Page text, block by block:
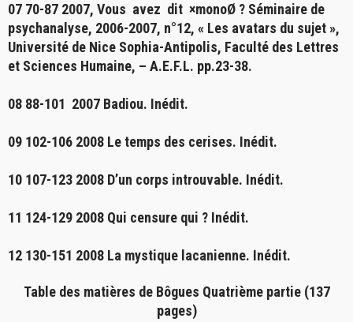
07 70-87 2007, Vous avez dit ×monoØ ? Séminaire de
psychanalyse, 2006-2007, n°12, « Les avatars du sujet »,
Université de Nice Sophia-Antipolis, Faculté des Lettres
et Sciences Humaine, – A.E.F.L. pp.23-38.
08 88-101 2007 Badiou. Inédit.
09 102-106 2008 Le temps des cerises. Inédit.
10 107-123 2008 D’un corps introuvable. Inédit.
11 124-129 2008 Qui censure qui ? Inédit.
12 130-151 2008 La mystique lacanienne. Inédit.
Table des matières de Bôgues Quatrième partie (137
pages)